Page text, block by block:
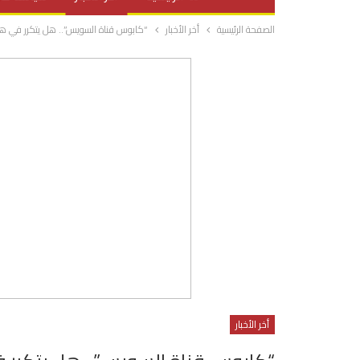
صحة وتغذية
المرأة والحياة الصفحة الرئيسية أخر الأخبار “كابوس قناة السويس”.. هل يتكرر في
أخر الأخبار